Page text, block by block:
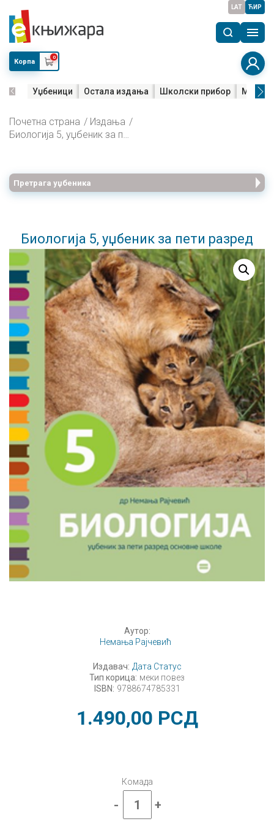
LAT ЋИР
Корпа
0
Уџбеници Остала издања Школски прибор Мала
Почетна страна
Издања
Биологија 5, уџбеник за пети разред
Претрага уџбеника
Биологија 5, уџбеник за пети разред
Аутор:
Немања Рајчевић
Издавач: Дата Статус
Тип корица: меки повез
ISBN: 9788674785331
1.490,00 РСД
Комада
-
Биологија
+